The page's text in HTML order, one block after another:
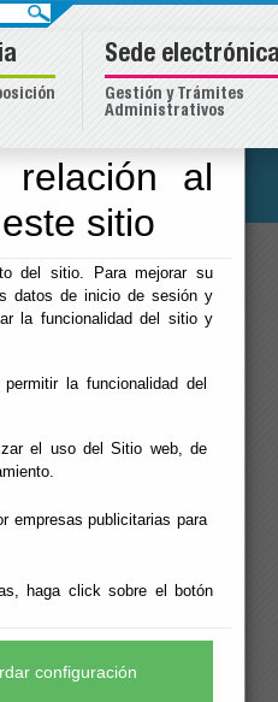
relación al
sitio
del sitio. Para mejorar su
datos de inicio de sesión y
la funcionalidad del sitio y
la funcionalidad del
el uso del Sitio web, de
empresas publicitarias para
haga click sobre el botón
configuración
Sede
Gestión y Trámites
Administrativos